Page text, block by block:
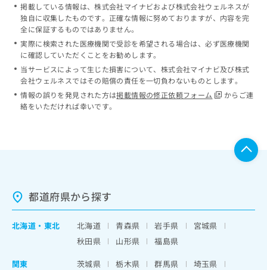
掲載している情報は、株式会社マイナビおよび株式会社ウェルネスが
独自に収集したものです。正確な情報に努めておりますが、内容を完
全に保証するものではありません。
実際に検索された医療機関で受診を希望される場合は、必ず医療機関
に確認していただくことをお勧めします。
当サービスによって生じた損害について、株式会社マイナビ及び株式
会社ウェルネスではその賠償の責任を一切負わないものとします。
情報の誤りを発見された方は掲載情報の修正依頼フォーム
からご連
絡をいただければ幸いです。
都道府県から探す
北海道 ・ 東北 北海道 青森県 岩手県
宮城県
秋田県
山形県
福島県
関東
茨城県 栃木県 群馬県
埼玉県